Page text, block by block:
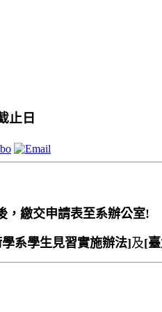
止日
，繳交申請表至系辦公室!
系學生見習實施辦法]及[